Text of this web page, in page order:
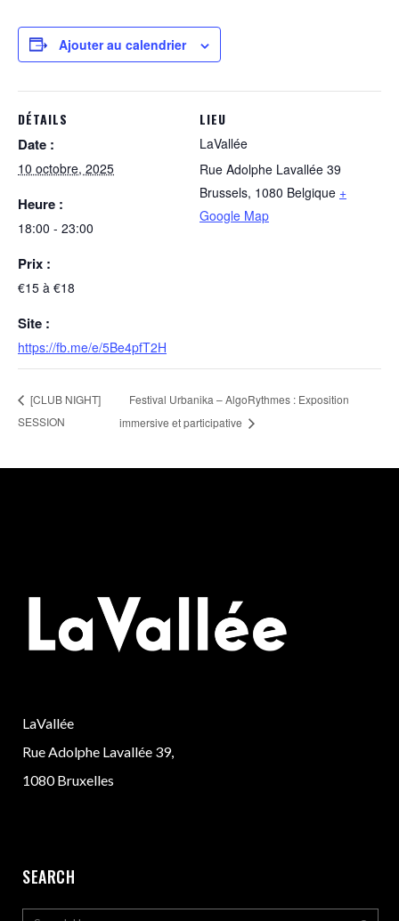
Ajouter au calendrier
DÉTAILS
Date :
10 octobre, 2025
Heure :
18:00 - 23:00
Prix :
€15 à €18
Site :
https://fb.me/e/5Be4pfT2H
LIEU
LaVallée
Rue Adolphe Lavallée 39
Brussels, 1080 Belgique +
Google Map
[CLUB NIGHT]
SESSION
Festival Urbanika – AlgoRythmes : Exposition
immersive et participative
LaVallée
Rue Adolphe Lavallée 39,
1080 Bruxelles
SEARCH